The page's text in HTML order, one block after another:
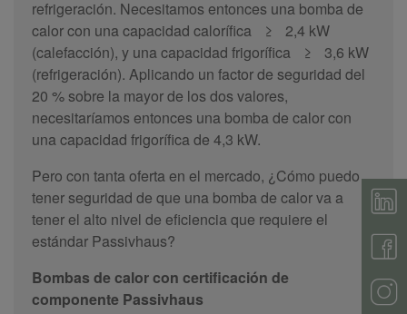
refrigeración. Necesitamos entonces una bomba de
calor con una capacidad calorífica
≥
2,4 kW
(calefacción), y una capacidad frigorífica
≥
3,6 kW
(refrigeración). Aplicando un factor de seguridad del
20 % sobre la mayor de los dos valores,
necesitaríamos entonces una bomba de calor con
una capacidad frigorífica de 4,3 kW.
Pero con tanta oferta en el mercado, ¿Cómo puedo
tener seguridad de que una bomba de calor va a
tener el alto nivel de eficiencia que requiere el
estándar Passivhaus?
Bombas de calor con certificación de
componente Passivhaus